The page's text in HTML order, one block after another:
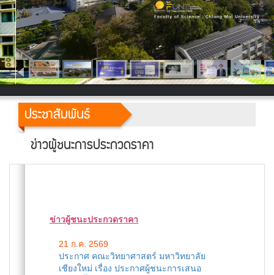
ประชาสัมพันธ์
ข่าวผู้ชนะการประกวดราคา
ข่าวผู้ชนะประกวดราคา
21 ก.ค. 2569
ประกาศ คณะวิทยาศาสตร์ มหาวิทยาลัย
เชียงใหม่ เรื่อง ประกาศผู้ชนะการเสนอ